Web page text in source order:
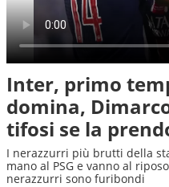
Inter, primo
domina,
tifosi se la
I nerazzurri più brutti della
mano al PSG e vanno al
nerazzurri sono furibondi